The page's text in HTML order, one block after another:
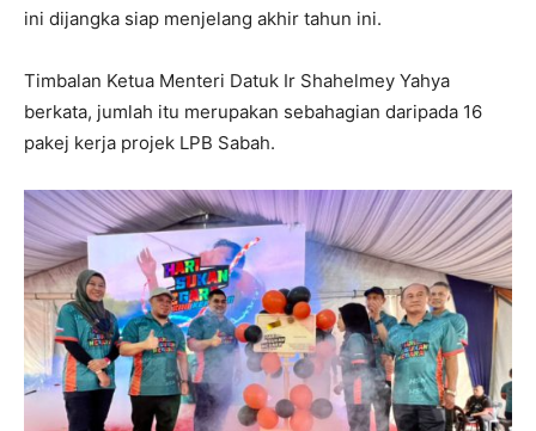
ini dijangka siap menjelang akhir tahun ini.
Timbalan Ketua Menteri Datuk Ir Shahelmey Yahya
berkata, jumlah itu merupakan sebahagian daripada 16
pakej kerja projek LPB Sabah.